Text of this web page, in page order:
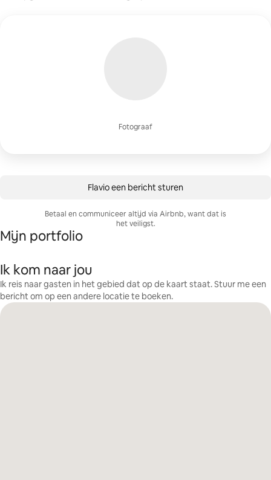
Fotograaf
Flavio een bericht sturen
Betaal en communiceer altijd via Airbnb, want dat is
het veiligst.
Mijn portfolio
Ik kom naar jou
Ik reis naar gasten in het gebied dat op de kaart staat. Stuur me een
bericht om op een andere locatie te boeken.